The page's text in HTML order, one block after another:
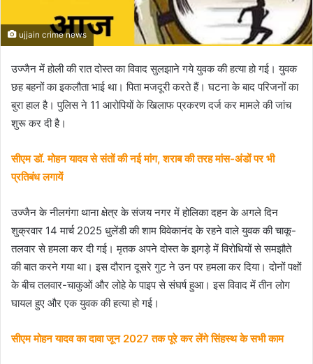
ujjain crime news
उज्जैन में होली की रात दोस्त का विवाद सुलझाने गये युवक की हत्या हो गई। युवक
छह बहनों का इकलौता भाई था। पिता मजदूरी करते हैं। घटना के बाद परिजनों का
बुरा हाल है। पुलिस ने 11 आरोपियों के खिलाफ प्रकरण दर्ज कर मामले की जांच
शुरू कर दी है।
सीएम डॉ. मोहन यादव से संतों की नई मांग, शराब की तरह मांस-अंडों पर भी
प्रतिबंध लगायें
उज्जैन के नीलगंगा थाना क्षेत्र के संजय नगर में होलिका दहन के अगले दिन
शुक्रवार 14 मार्च 2025 धुलेंडी की शाम विवेकानंद के रहने वाले युवक की चाकू-
तलवार से हमला कर दी गई। मृतक अपने दोस्त के झगड़े में विरोधियों से समझौते
की बात करने गया था। इस दौरान दूसरे गुट ने उन पर हमला कर दिया। दोनों पक्षों
के बीच तलवार-चाकुओं और लोहे के पाइप से संघर्ष हुआ। इस विवाद में तीन लोग
घायल हुए और एक युवक की हत्या हो गई।
सीएम मोहन यादव का दावा जून 2027 तक पूरे कर लेंगे सिंहस्थ के सभी काम